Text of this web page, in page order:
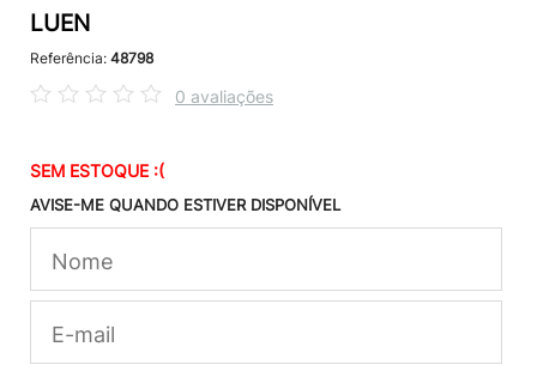
LUEN
Referência: 48798
0 avaliações
SEM ESTOQUE :(
AVISE-ME QUANDO ESTIVER DISPONÍVEL